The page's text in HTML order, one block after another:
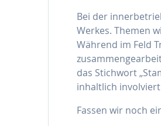
Bei der
Werkes. Themen
Während im Feld
das Stichwort
inhaltlich
Fassen wir noch